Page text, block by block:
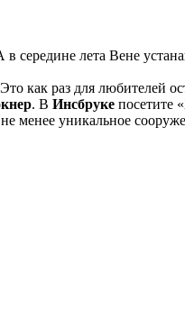
середине лета Вене
как раз для любителей
. В Инсбруке посетите
менее уникальное